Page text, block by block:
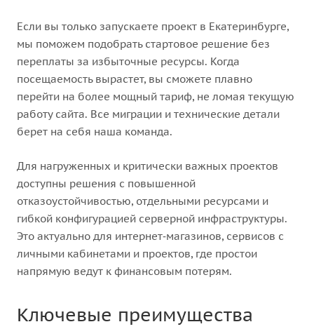
Если вы только запускаете проект в Екатеринбурге,
мы поможем подобрать стартовое решение без
переплаты за избыточные ресурсы. Когда
посещаемость вырастет, вы сможете плавно
перейти на более мощный тариф, не ломая текущую
работу сайта. Все миграции и технические детали
берет на себя наша команда.
Для нагруженных и критически важных проектов
доступны решения с повышенной
отказоустойчивостью, отдельными ресурсами и
гибкой конфигурацией серверной инфраструктуры.
Это актуально для интернет‑магазинов, сервисов с
личными кабинетами и проектов, где простои
напрямую ведут к финансовым потерям.
Ключевые преимущества